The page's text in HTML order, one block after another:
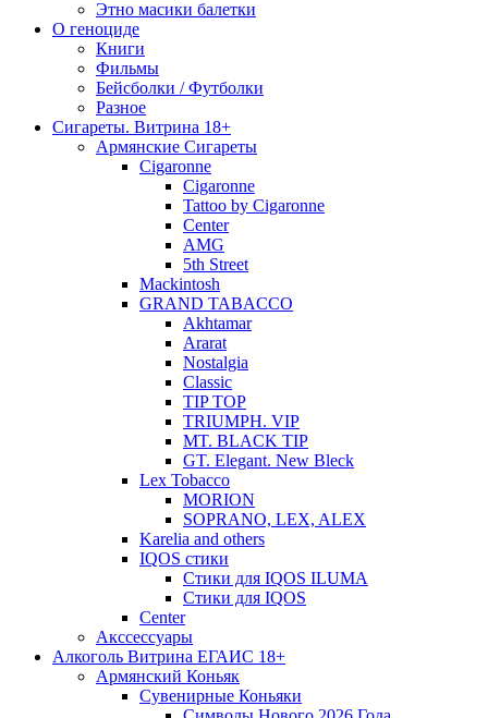
Этно масики балетки
О геноциде
Книги
Фильмы
Бейсболки / Футболки
Разное
Сигареты. Витрина 18+
Армянские Сигареты
Cigaronne
Cigaronne
Tattoo by Cigaronne
Center
AMG
5th Street
Mackintosh
GRAND TABACCO
Akhtamar
Ararat
Nostalgia
Classic
TIP TOP
TRIUMPH. VIP
MT. BLACK TIP
GT. Elegant. New Bleck
Lex Tobacco
MORION
SOPRANO, LEX, ALEX
Karelia and others
IQOS стики
Стики для IQOS ILUMA
Стики для IQOS
Сenter
Акссессуары
Алкоголь Витрина ЕГАИС 18+
Армянский Коньяк
Сувенирные Коньяки